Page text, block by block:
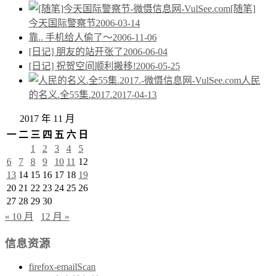
[随笔]
今天国际警察节2006-03-14
靠.. 手机给人偷了～2006-11-06
[日记] 朋友的站开张了2006-06-04
[日记] 祝贺空间顺利搬移!2006-05-25
人民
的名义.全55集.2017.2017-04-13
2017 年 11 月
一 二 三 四 五 六 日
1
2 3 4
5
6
7 8 9 10 11 12
13 14 15 16 17 18 19
20 21 22 23 24 25 26
27 28 29 30
« 10 月
12 月 »
信息资源
firefox-emailScan